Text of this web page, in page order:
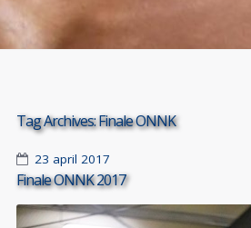
Tag Archives:Finale ONNK
23 april 2017
Finale ONNK 2017